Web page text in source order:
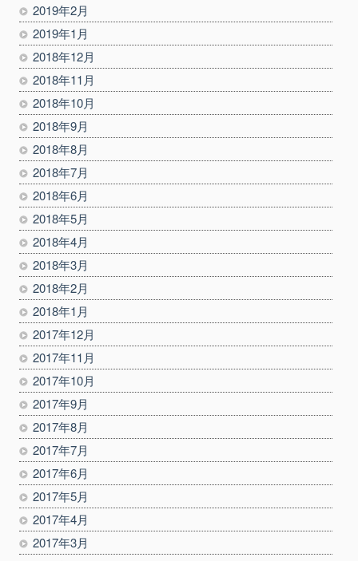
2019年2月
2019年1月
2018年12月
2018年11月
2018年10月
2018年9月
2018年8月
2018年7月
2018年6月
2018年5月
2018年4月
2018年3月
2018年2月
2018年1月
2017年12月
2017年11月
2017年10月
2017年9月
2017年8月
2017年7月
2017年6月
2017年5月
2017年4月
2017年3月